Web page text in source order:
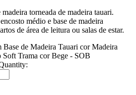
torneada de madeira tauari.
médio e base de madeira
de área de leitura ou salas de estar.
de Madeira Tauari cor Madeira
Soft Trama cor Bege - SOB